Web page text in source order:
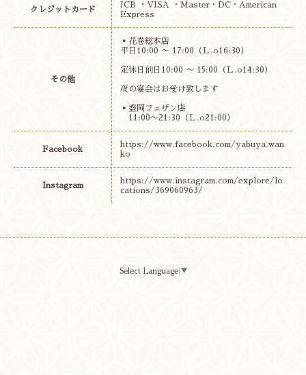
クレジットカード
JCB ・VISA ・Master・DC・American
Express
その他
▪︎花巻総本店
平日10:00 〜 17:00（Ｌ.o16:30）
定休日前日10:00 〜 15:00（Ｌ.o14:30）
夜の宴会はお受け致します
▪︎盛岡フェザン店
11:00〜21:30（Ｌ.o21:00）
Facebook
https://www.facebook.com/yabuya.wan
ko
Instagram
https://www.instagram.com/explore/lo
cations/369060963/
Select Language ▼